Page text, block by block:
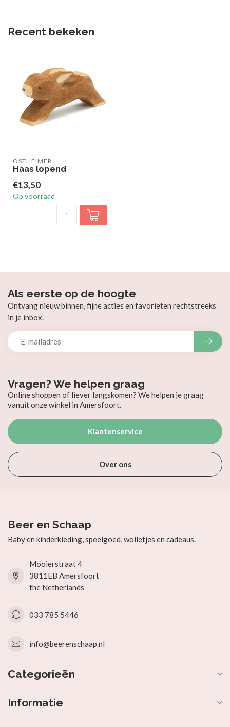
Recent bekeken
OSTHEIMER
Haas lopend
€13,50
Op voorraad
Vragen? We helpen graag
Online shoppen of liever langskomen? We helpen je graag
vanuit onze winkel in Amersfoort.
Klantenservice
Over ons
Als eerste op de hoogte
Ontvang nieuw binnen, fijne acties en favorieten rechtstreeks
in je inbox.
Beer en Schaap
Baby en kinderkleding, speelgoed, wolletjes en cadeaus.
Mooierstraat 4
3811EB Amersfoort
the Netherlands
033 785 5446
info@beerenschaap.nl
Categorieën
Informatie